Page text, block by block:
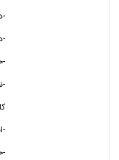
-